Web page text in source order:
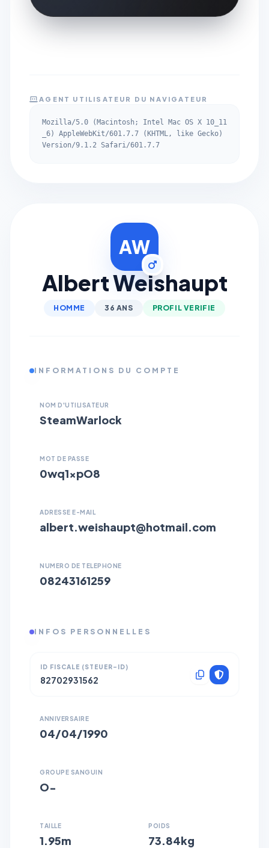
AGENT UTILISATEUR DU NAVIGATEUR
Mozilla/5.0 (Macintosh; Intel Mac OS X 10_11
_6) AppleWebKit/601.7.7 (KHTML, like Gecko)
Version/9.1.2 Safari/601.7.7
AW
Albert Weishaupt
HOMME 36 ANS PROFIL VERIFIE
INFORMATIONS DU COMPTE
NOM D'UTILISATEUR
SteamWarlock
MOT DE PASSE
0wq1xpO8
ADRESSE E-MAIL
albert.weishaupt@hotmail.com
NUMERO DE TELEPHONE
08243161259
INFOS PERSONNELLES
ID FISCALE (STEUER-ID)
82702931562
ANNIVERSAIRE
04/04/1990
GROUPE SANGUIN
O−
TAILLE
1.95m
POIDS
73.84kg